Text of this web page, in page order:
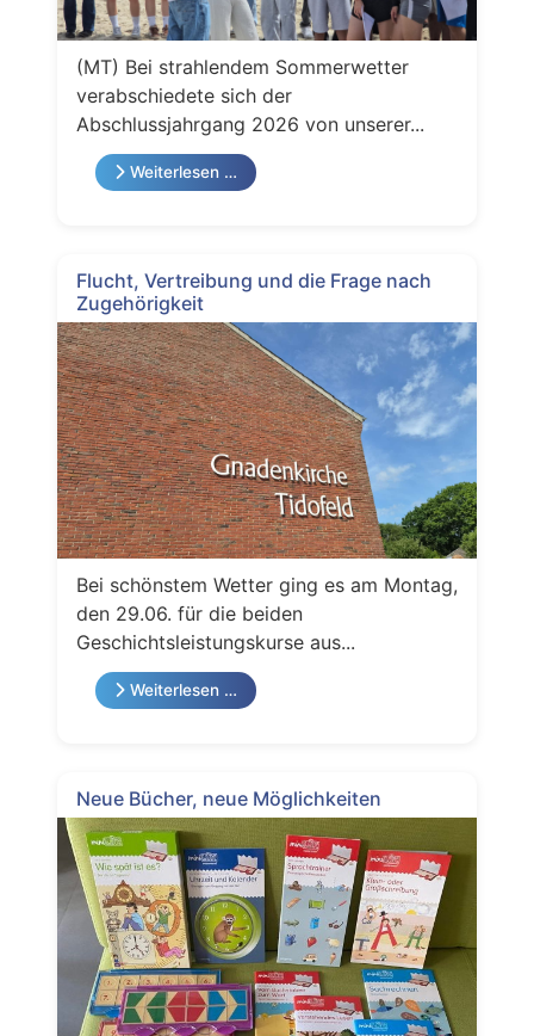
(MT) Bei strahlendem Sommerwetter
verabschiedete sich der
Abschlussjahrgang 2026 von unserer...
Weiterlesen …
Flucht, Vertreibung und die Frage nach
Zugehörigkeit
Bei schönstem Wetter ging es am Montag,
den 29.06. für die beiden
Geschichtsleistungskurse aus...
Weiterlesen …
Neue Bücher, neue Möglichkeiten